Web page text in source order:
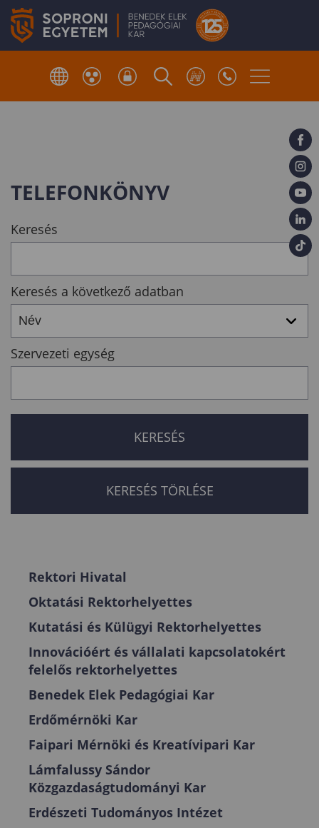
TELEFONKÖNYV
Keresés
Keresés a következő adatban
Szervezeti egység
Rektori Hivatal
Oktatási Rektorhelyettes
Kutatási és Külügyi Rektorhelyettes
Innovációért és vállalati kapcsolatokért
felelős rektorhelyettes
Benedek Elek Pedagógiai Kar
Erdőmérnöki Kar
Faipari Mérnöki és Kreatívipari Kar
Lámfalussy Sándor
Közgazdaságtudományi Kar
Erdészeti Tudományos Intézet